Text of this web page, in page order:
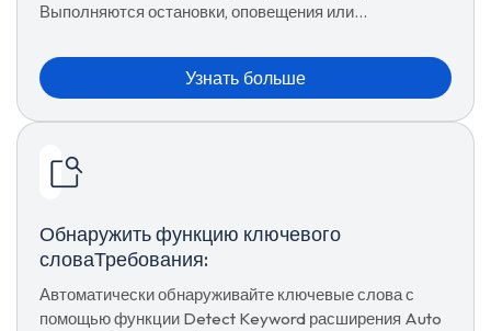
Выполняются остановки, оповещения или
обнаружения.
Узнать больше
Обнаружить функцию ключевого
словаТребования:
Автоматически обнаруживайте ключевые слова с
помощью функции Detect Keyword расширения Auto